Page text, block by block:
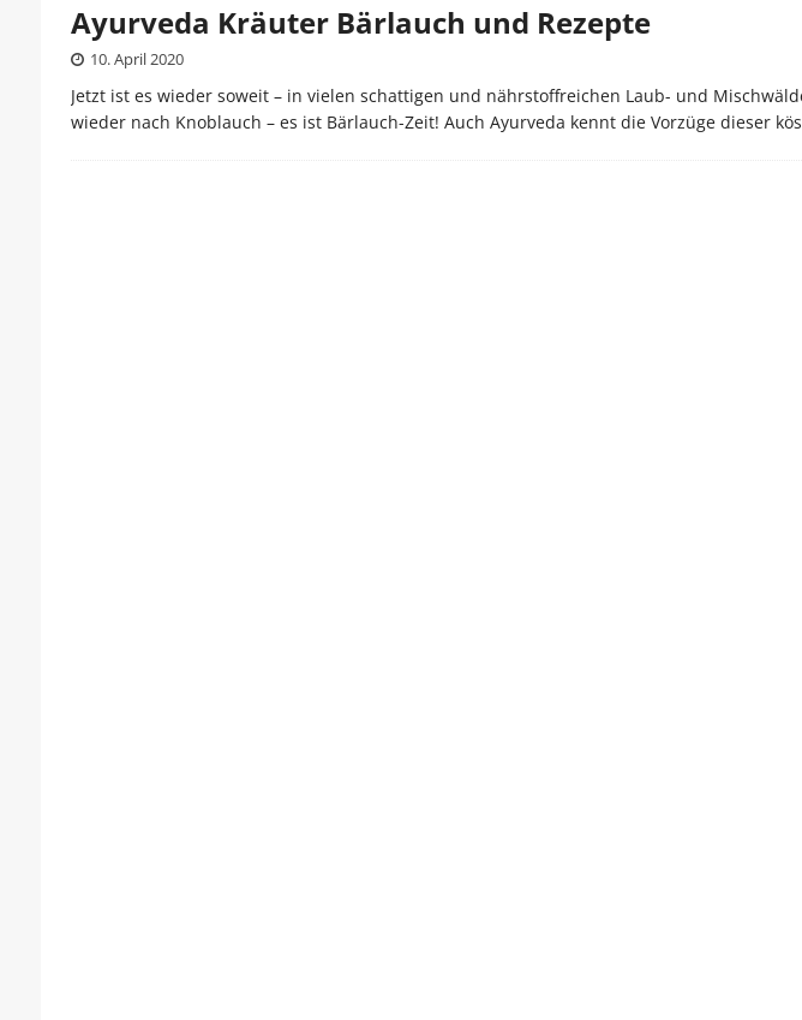
Ayurveda Kräuter Bärlauch und Rezepte
10. April 2020
Jetzt ist es wieder soweit – in vielen schattigen und nährstoffreichen Laub- und
wieder nach Knoblauch – es ist Bärlauch-Zeit! Auch Ayurveda kennt die Vorzüge dieser